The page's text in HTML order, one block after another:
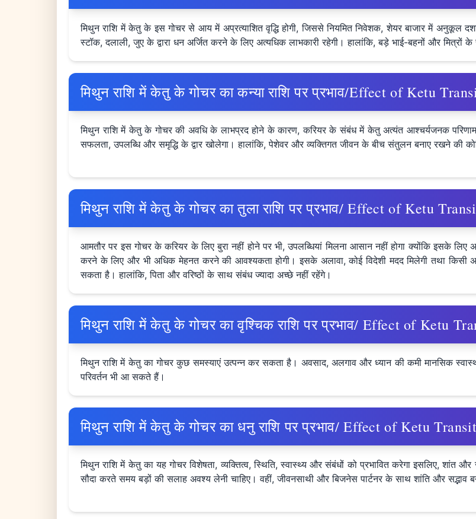
मिथुन राशि में केतु के इस गोचर से आय में अप्रत्याशित वृद्धि होगी, जिससे नियमित निवेशक, शेयर बाजार में अनुकूल
स्टॉक, दलाली, जुए के द्वारा धन अर्जित करने के लिए अत्यधिक लाभकारी रहेगी। हालांकि, बड़े भाई-बहनों और
मिथुन राशि में केतु के गोचर का कन्या राशि पर प्रभाव/Effect of Ketu
मिथुन राशि में केतु के गोचर की अवधि के लाभप्रद होने के कारण, ​​करियर के संबंध में केतु अत्यंत आश्चर्यजनक
सफलता, उपलब्धि और समृद्धि के द्वार खोलेगा। हालांकि, पेशेवर और व्यक्तिगत जीवन के बीच संतुलन बनाए रखने की
मिथुन राशि में केतु के गोचर का तुला राशि पर प्रभाव/ Effect of Ketu
आमतौर पर इस गोचर के करियर के लिए बुरा नहीं होने पर भी, उपलब्धियां मिलना आसान नहीं होगा क्योंकि इसके लिए
करने के लिए और भी अधिक मेहनत करने की आवश्यकता होगी। इसके अलावा, कोई विदेशी मदद मिलेगी तथा किसी
सकता है। हालांकि, पिता और वरिष्ठों के साथ संबंध ज्यादा अच्छे नहीं रहेंगे।
मिथुन राशि में केतु के गोचर का वृश्चिक राशि पर प्रभाव/ Effect of Ketu
मिथुन राशि में केतु का गोचर कुछ समस्याएं उत्पन्न कर सकता है। अवसाद, अलगाव और ध्यान की कमी मानसिक
परिवर्तन भी आ सकते हैं।
मिथुन राशि में केतु के गोचर का धनु राशि पर प्रभाव/ Effect of Ketu
मिथुन राशि में केतु का यह गोचर विशेषता, व्यक्तित्व, स्थिति, स्वास्थ्य और संबंधों को प्रभावित करेगा इसलिए, शांत और
सौदा करते समय बड़ों की सलाह अवश्य लेनी चाहिए। वहीं, जीवनसाथी और बिजनेस पार्टनर के साथ शांति और सद्भाव